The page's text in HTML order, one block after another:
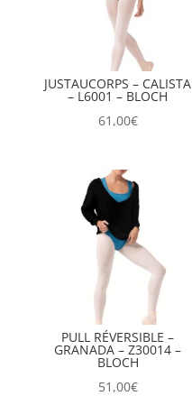
JUSTAUCORPS – CALISTA
– L6001 – BLOCH
61,00€
PULL RÉVERSIBLE –
GRANADA – Z30014 –
BLOCH
51,00€